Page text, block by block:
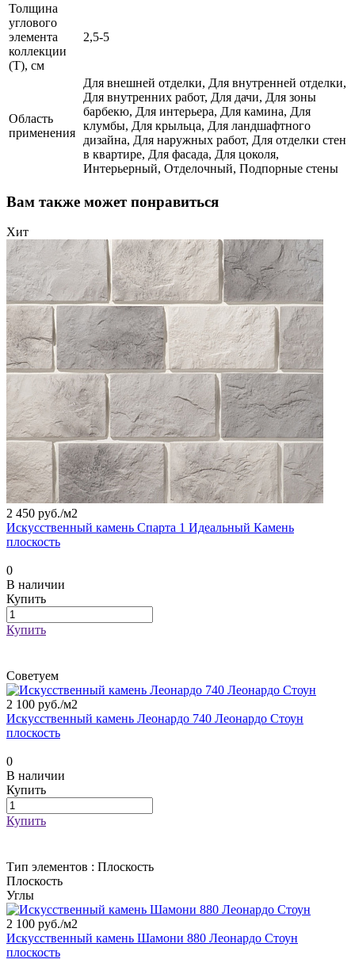
Толщина
углового
элемента
коллекции
(T), см
2,5-5
Область
применения
Для внешней отделки, Для внутренней отделки,
Для внутренних работ, Для дачи, Для зоны
барбекю, Для интерьера, Для камина, Для
клумбы, Для крыльца, Для ландшафтного
дизайна, Для наружных работ, Для отделки стен
в квартире, Для фасада, Для цоколя,
Интерьерный, Отделочный, Подпорные стены
Вам также может понравиться
Хит
2 450 руб./м2
Искусственный камень Спарта 1 Идеальный Камень
плоскость
0
В наличии
Купить
Купить
Советуем
2 100 руб./м2
Искусственный камень Леонардо 740 Леонардо Стоун
плоскость
0
В наличии
Купить
Купить
Тип элементов : Плоскость
Плоскость
Углы
2 100 руб./м2
Искусственный камень Шамони 880 Леонардо Стоун
плоскость